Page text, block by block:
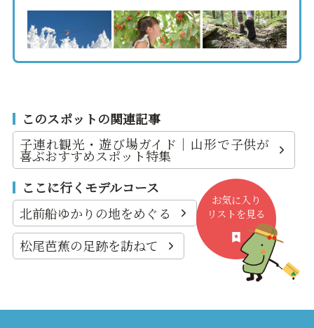
このスポットの関連記事
子連れ観光・遊び場ガイド｜山形で子供が
喜ぶおすすめスポット特集
ここに行くモデルコース
北前船ゆかりの地をめぐる
松尾芭蕉の足跡を訪ねて
お気に入り
リストを見る